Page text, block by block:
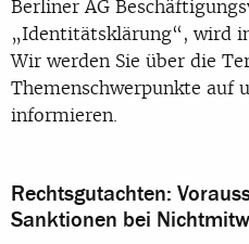
Berliner AG
„Identitätsklärung“, wird
Wir werden Sie über die
Themenschwerpunkte auf
informieren.
Rechtsgutachten:
Sanktionen bei